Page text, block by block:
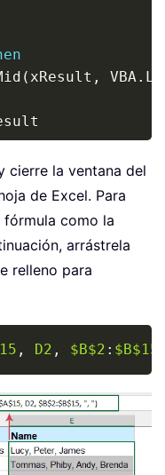
( xResult , VBA .
cierre la ventana del
de Excel. Para
fórmula como la
arrástrela
relleno para
, D2 , $B$2 : $B$15
Copy